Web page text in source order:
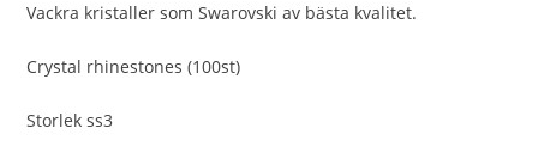
Vackra kristaller som Swarovski av bästa kvalitet.
Crystal rhinestones (100st)
Storlek ss3